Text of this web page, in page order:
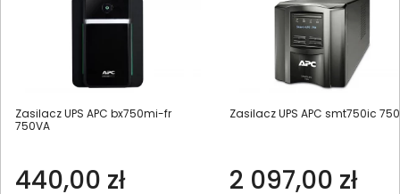
Zasilacz UPS APC bx750mi-fr
750VA
440,00 zł
Zasilacz UPS APC smt750ic
2 097,00 zł